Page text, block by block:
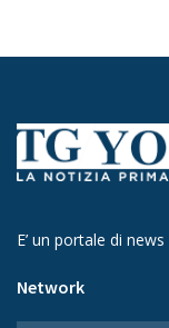
E’ un portale di
Network